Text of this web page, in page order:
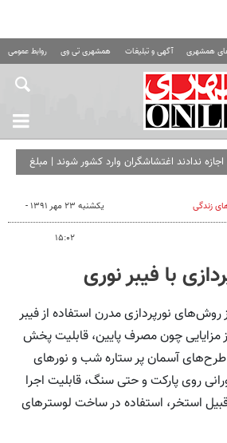
همشهری آگهی و تبلیغات همشهری تی وی روابط عمومی
ندادند اغتشاشگران وارد کشور شوند | مبلغ
زندگی یکشنبه ۲۳ مهر ۱۳۹۱ -
۱۵:۰۲
با فیبر نوری
نورپردازی مدرن استفاده از فیبر
مزایایی چون مصرف پایین، قابلیت پخش
آسمان پر ستاره شب و نورهای
روی پارکت و حتی سنگ، قابلیت اجرا
استخر، استفاده در ساخت لوسترهای